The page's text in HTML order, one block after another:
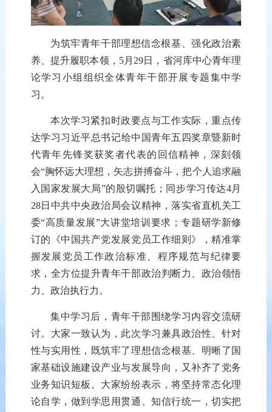
为筑牢青年干部理想信念根基 、强化政治素
养、 提升履职本领 ， 5月29日
，省河库中心青年理
论学习小组组织全体青年干部开展专题集中学
习 。
本次学习紧扣时政要点与工作实际，重点传
达学习习近平总书记给中国青年五四奖章暨新时
代青年先锋奖获奖者代表的回信精神 ， 深刻领
会“胸怀远大理想，矢志拼搏奋斗，把个人追求融
入国家发展大局”的殷切嘱托 ； 同步学习传达4月
28日中共中央政治局会议精神 ，落实省直机关工
委“高质量发展”大讲堂培训 要求 ； 专题研学新修
订的《中国共产党发展党员工作细则》 ，精准掌
握发展党员工作政治标准、程序规范与纪律要
求， 全方位提升青年干部政治判断力、政治领悟
力、政治执行力。
集中学习 后，青年干部围绕学习内容交流研
讨。大家一致认为 ，此次学习兼具政治性
针对
性与实用性，既筑牢了理想信念根基
明晰了国
家基础设施建设产业与发展导向 ，又补齐了 党务
业务知识短板。 大家纷纷表示，将坚持常态化理
论自学， 做到 学思用贯通、知信行统一，切实把